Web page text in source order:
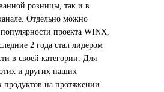
розницы, так и в
Отдельно можно
проекта WINX,
2 года стал лидером
в своей категории. Для
и других наших
продуктов на протяжении